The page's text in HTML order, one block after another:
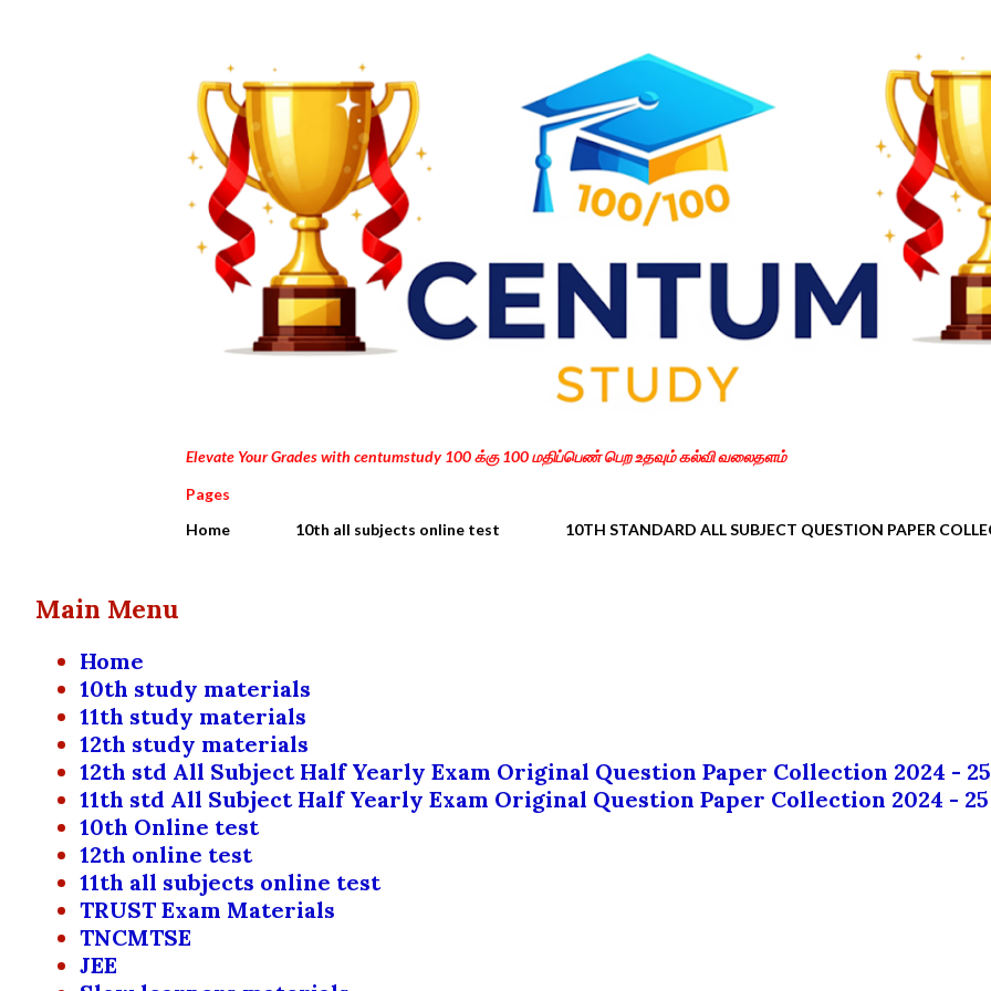
Elevate Your Grades with centumstudy 100 க்கு 100 மதிப்பெண் பெற உதவும் கல்வி வலைதளம்
Pages
Home
10th all subjects online test 10TH STANDARD ALL SUBJECT QUESTION PAPER
Main Menu
Home
10th study materials
11th study materials
12th study materials
12th std All Subject Half Yearly Exam Original Question Paper Collection 2024 - 25
11th std All Subject Half Yearly Exam Original Question Paper Collection 2024 - 25
10th Online test
12th online test
11th all subjects online test
TRUST Exam Materials
TNCMTSE
JEE